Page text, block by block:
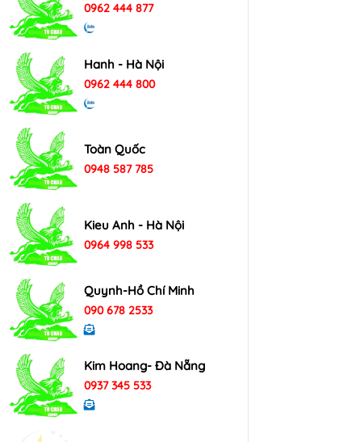
0962 444 877
Hanh - Hà Nội
0962 444 800
Toàn Quốc
0948 587 785
Kieu Anh - Hà Nội
0964 998 533
Quynh-Hồ Chí Minh
090 678 2533
Kim Hoang- Đà Nẵng
0937 345 533